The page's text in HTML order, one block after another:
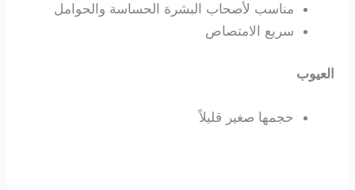
مناسب لأصحاب البشرة الحساسة والحوامل
سريع الامتصاص
العيوب
حجمها صغير قليلاً